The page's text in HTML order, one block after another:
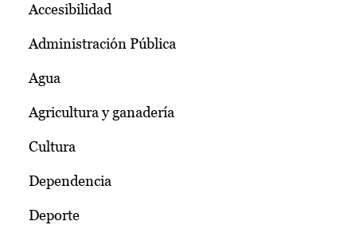
Accesibilidad
Administración Pública
Agua
Agricultura y ganadería
Cultura
Dependencia
Deporte